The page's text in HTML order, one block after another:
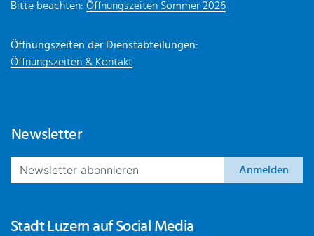
Bitte beachten: Öffnungszeiten Sommer 2026
Öffnungszeiten der Dienstabteilungen:
Öffnungszeiten & Kontakt
Newsletter
Anmelden
Stadt Luzern auf Social Media